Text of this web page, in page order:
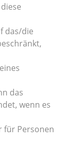
das/die
das
wenn es
für Personen